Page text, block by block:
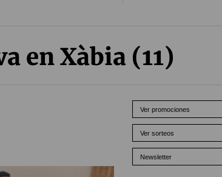
en Xàbia (11)
Ver promociones
Ver sorteos
Newsletter